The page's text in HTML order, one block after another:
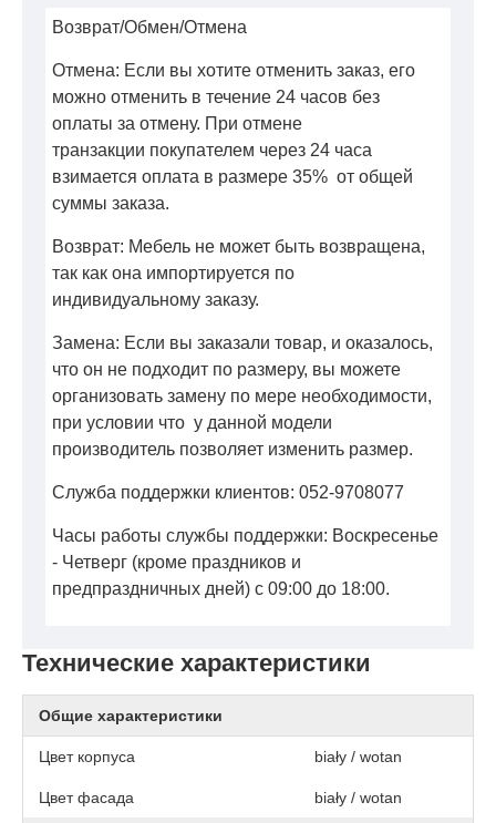
Технические характеристики
Общие характеристики
Цвет корпуса biały / wotan
Цвет фасада biały / wotan
Возврат/Обмен/Отмена
Отмена: Если вы хотите отменить заказ, его
можно отменить в течение 24 часов без
оплаты за отмену. При отмене
транзакции покупателем через 24 часа
взимается оплата в размере 35% от общей
суммы заказа.
Возврат: Мебель не может быть возвращена,
так как она импортируется по
индивидуальному заказу.
Замена: Если вы заказали товар, и оказалось,
что он не подходит по размеру, вы можете
организовать замену по мере необходимости,
при условии что у данной модели
производитель позволяет изменить размер.
Служба поддержки клиентов: 052-9708077
Часы работы службы поддержки: Воскресенье
- Четверг (кроме праздников и
предпраздничных дней) с 09:00 до 18:00.